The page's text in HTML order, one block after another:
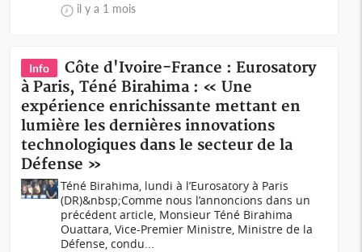
il y a 1 mois
Info
Côte d'Ivoire-France : Eurosatory
à Paris, Téné Birahima : « Une
expérience enrichissante mettant en
lumière les dernières innovations
technologiques dans le secteur de la
Défense »
Téné Birahima, lundi à l’Eurosatory à Paris
(DR)&nbsp;Comme nous l’annoncions dans un
précédent article, Monsieur Téné Birahima
Ouattara, Vice-Premier Ministre, Ministre de la
Défense, condu...